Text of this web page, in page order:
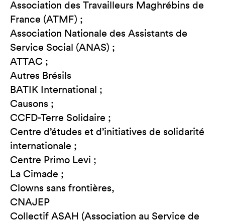
Association des Travailleurs Maghrébins de
France (ATMF) ;
Association Nationale des Assistants de
Service Social (ANAS) ;
ATTAC ;
Autres Brésils
BATIK International ;
Causons ;
CCFD-Terre Solidaire ;
Centre d’études et d’initiatives de solidarité
internationale ;
Centre Primo Levi ;
La Cimade ;
Clowns sans frontières,
CNAJEP
Collectif ASAH (Association au Service de